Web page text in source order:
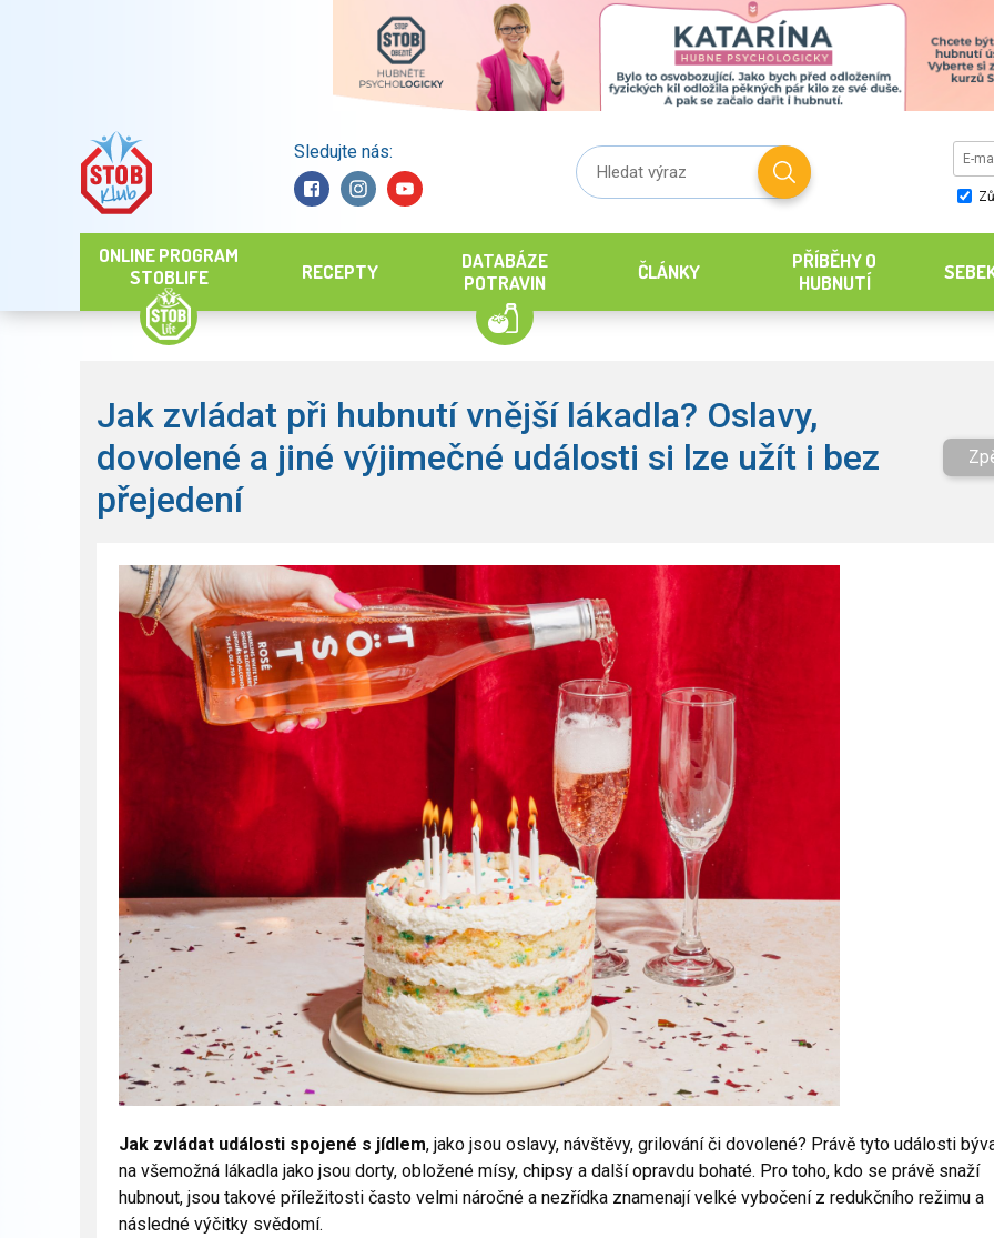
Sledujte nás:
ONLINE PROGRAM
STOBLIFE
RECEPTY
DATABÁZE
POTRAVIN
ČLÁNKY
PŘÍBĚHY O
HUBNUTÍ
Jak zvládat při hubnutí vnější lákadla? Oslavy,
dovolené a jiné výjimečné události si lze užít i bez
přejedení
Jak zvládat události spojené s jídlem, jako jsou oslavy, návštěvy, grilování či dovolené? Právě tyto události
na všemožná lákadla jako jsou dorty, obložené mísy, chipsy a další opravdu bohaté. Pro toho, kdo se právě snaží
hubnout, jsou takové příležitosti často velmi náročné a nezřídka znamenají velké vybočení z redukčního režimu a
následné výčitky svědomí.